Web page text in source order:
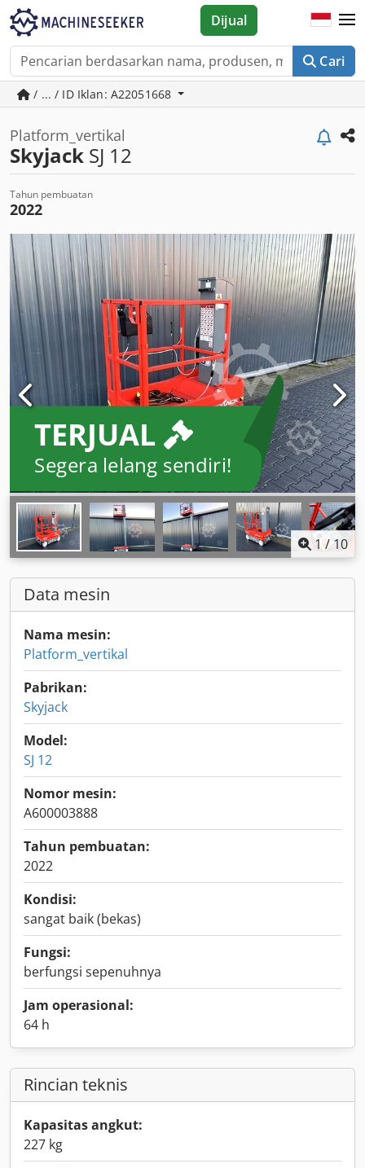
Cari
Dijual
/ ... / ID Iklan: A22051668
Platform_vertikal
Skyjack SJ 12
Tahun pembuatan
2022
TERJUAL
Segera lelang sendiri!
1 /10
Data mesin
Nama mesin:
Platform_vertikal
Pabrikan:
Skyjack
Model:
SJ 12
Nomor mesin:
A600003888
Tahun pembuatan:
2022
Kondisi:
sangat baik (bekas)
Fungsi:
berfungsi sepenuhnya
Jam operasional:
64 h
Rincian teknis
Kapasitas angkut:
227 kg